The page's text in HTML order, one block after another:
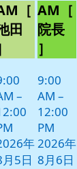
月
5
日
イ
ベ
ト)
［
田
–
年
5日
月
6
日
イ
ベ
ト)
AM［
院長
］
9:00
AM –
12:00
PM
2026年
8月6日